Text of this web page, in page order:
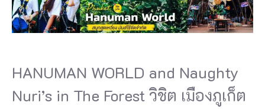
HANUMAN WORLD and Naughty
Nuri’s in The Forest วิชิต เมืองภูเก็ต